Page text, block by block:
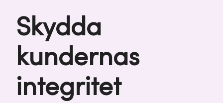
Skydda
kundernas
integritet